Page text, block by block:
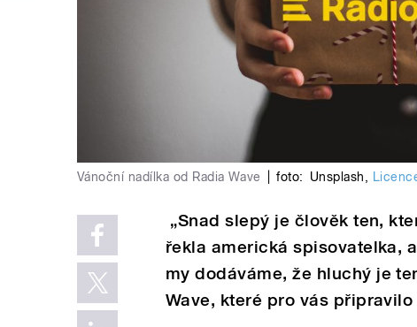
Vánoční nadílka od Radia Wave foto: Unsplash,
„Snad slepý je člověk ten,
řekla americká spisovatelka,
my dodáváme, že hluchý je
Wave, které pro vás